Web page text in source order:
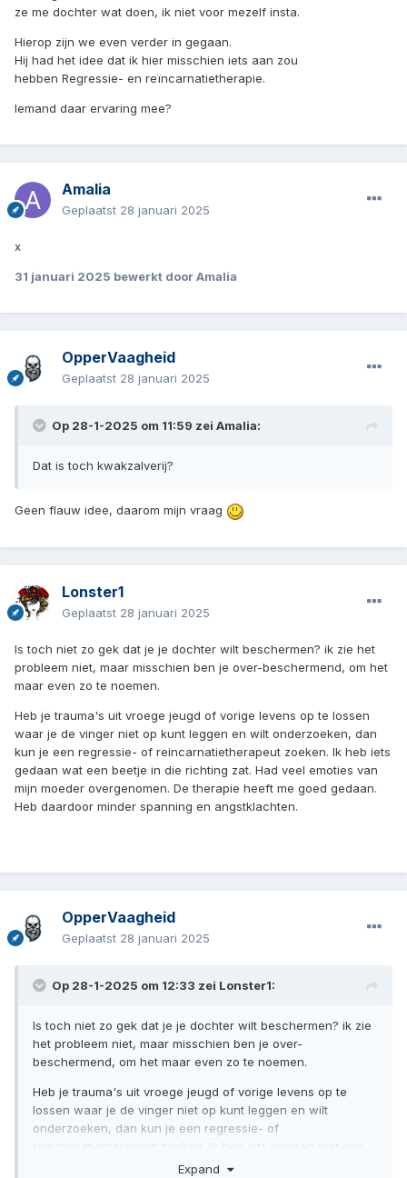
ze me dochter wat doen, ik niet voor mezelf insta.
Hierop zijn we even verder in gegaan.
Hij had het idee dat ik hier misschien iets aan zou
hebben Regressie- en reïncarnatietherapie.
Iemand daar ervaring mee?
Amalia
Geplaatst 28 januari 2025
x
31 januari 2025 bewerkt door Amalia
OpperVaagheid
Geplaatst 28 januari 2025
Op 28-1-2025 om 11:59 zei Amalia:
Dat is toch kwakzalverij?
Geen flauw idee, daarom mijn vraag
Lonster1
Geplaatst 28 januari 2025
Is toch niet zo gek dat je je dochter wilt beschermen? ik zie het
probleem niet, maar misschien ben je over-beschermend, om het
maar even zo te noemen.
Heb je trauma's uit vroege jeugd of vorige levens op te lossen
waar je de vinger niet op kunt leggen en wilt onderzoeken, dan
kun je een regressie- of reincarnatietherapeut zoeken. Ik heb iets
gedaan wat een beetje in die richting zat. Had veel emoties van
mijn moeder overgenomen. De therapie heeft me goed gedaan.
Heb daardoor minder spanning en angstklachten.
OpperVaagheid
Geplaatst 28 januari 2025
Op 28-1-2025 om 12:33 zei Lonster1:
Is toch niet zo gek dat je je dochter wilt beschermen? ik zie
het probleem niet, maar misschien ben je over-
beschermend, om het maar even zo te noemen.
Heb je trauma's uit vroege jeugd of vorige levens op te
lossen waar je de vinger niet op kunt leggen en wilt
onderzoeken, dan kun je een regressie- of
reincarnatietherapeut zoeken. Ik heb iets gedaan wat een
beetje in die richting zat. Had veel emoties van mijn moeder
Expand